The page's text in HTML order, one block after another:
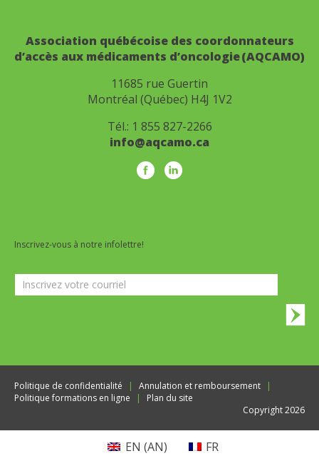
Association québécoise des coordonnateurs
d’accès aux médicaments d’oncologie (AQCAMO)
11685 rue Guertin
Montréal (Québec) H4J 1V2
Tél.: 1 855 827-2266
info@aqcamo.ca
Inscrivez-vous à notre infolettre!
Politique de confidentialité
Annulation et remboursement
Politique formations en ligne
Plan du site
Copyright 2026
EN (AN) FR